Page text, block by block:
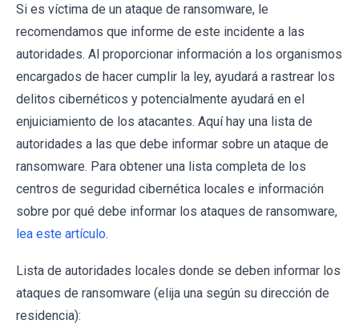
Si es víctima de un ataque de ransomware, le
recomendamos que informe de este incidente a las
autoridades. Al proporcionar información a los organismos
encargados de hacer cumplir la ley, ayudará a rastrear los
delitos cibernéticos y potencialmente ayudará en el
enjuiciamiento de los atacantes. Aquí hay una lista de
autoridades a las que debe informar sobre un ataque de
ransomware. Para obtener una lista completa de los
centros de seguridad cibernética locales e información
sobre por qué debe informar los ataques de ransomware,
lea este artículo.
Lista de autoridades locales donde se deben informar los
ataques de ransomware (elija una según su dirección de
residencia):